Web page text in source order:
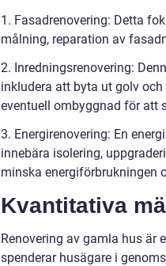
1. Fasadrenovering: Detta
målning, reparation av
2. Inredningsrenovering:
inkludera att byta ut golv
eventuell ombyggnad för att
3. Energirenovering: En
innebära isolering,
minska energiförbrukningen
Kvantitativa
Renovering av gamla hus är
spenderar husägare i